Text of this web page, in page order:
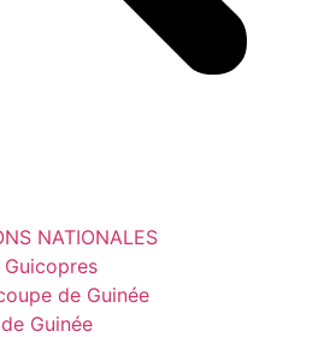
NATIONALES
Guicopres
de Guinée
Guinée